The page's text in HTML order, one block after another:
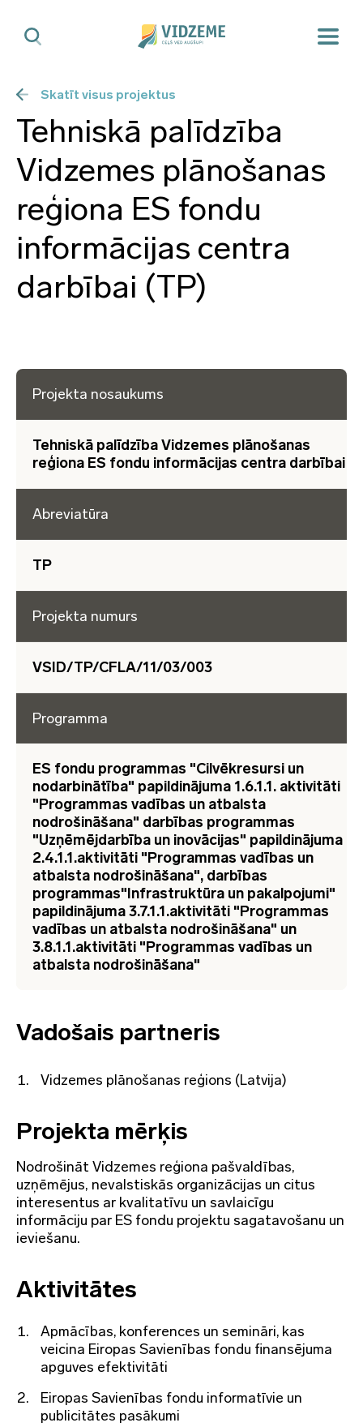
Skatīt visus projektus
Tehniskā palīdzība
Vidzemes plānošanas
reģiona ES fondu
informācijas centra
darbībai (TP)
Projekta nosaukums
Tehniskā palīdzība Vidzemes plānošanas
reģiona ES fondu informācijas centra darbībai
Abreviatūra
TP
Projekta numurs
VSID/TP/CFLA/11/03/003
Programma
ES fondu programmas "Cilvēkresursi un
nodarbinātība" papildinājuma 1.6.1.1. aktivitāti
"Programmas vadības un atbalsta
nodrošināšana" darbības programmas
"Uzņēmējdarbība un inovācijas" papildinājuma
2.4.1.1.aktivitāti "Programmas vadības un
atbalsta nodrošināšana", darbības
programmas"Infrastruktūra un pakalpojumi"
papildinājuma 3.7.1.1.aktivitāti "Programmas
vadības un atbalsta nodrošināšana" un
3.8.1.1.aktivitāti "Programmas vadības un
atbalsta nodrošināšana"
Vadošais partneris
Vidzemes plānošanas reģions (Latvija)
Projekta mērķis
Nodrošināt Vidzemes reģiona pašvaldības,
uzņēmējus, nevalstiskās organizācijas un citus
interesentus ar kvalitatīvu un savlaicīgu
informāciju par ES fondu projektu sagatavošanu un
ieviešanu.
Aktivitātes
Apmācības, konferences un semināri, kas
veicina Eiropas Savienības fondu finansējuma
apguves efektivitāti
Eiropas Savienības fondu informatīvie un
publicitātes pasākumi